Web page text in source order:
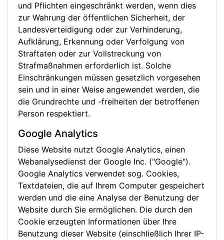
und Pflichten eingeschränkt werden, wenn dies
zur Wahrung der öffentlichen Sicherheit, der
Landesverteidigung oder zur Verhinderung,
Aufklärung, Erkennung oder Verfolgung von
Straftaten oder zur Vollstreckung von
Strafmaßnahmen erforderlich ist. Solche
Einschränkungen müssen gesetzlich vorgesehen
sein und in einer Weise angewendet werden, die
die Grundrechte und -freiheiten der betroffenen
Person respektiert.
Google Analytics
Diese Website nutzt Google Analytics, einen
Webanalysedienst der Google Inc. ("Google").
Google Analytics verwendet sog. Cookies,
Textdateien, die auf Ihrem Computer gespeichert
werden und die eine Analyse der Benutzung der
Website durch Sie ermöglichen. Die durch den
Cookie erzeugten Informationen über Ihre
Benutzung dieser Website (einschließlich Ihrer IP-